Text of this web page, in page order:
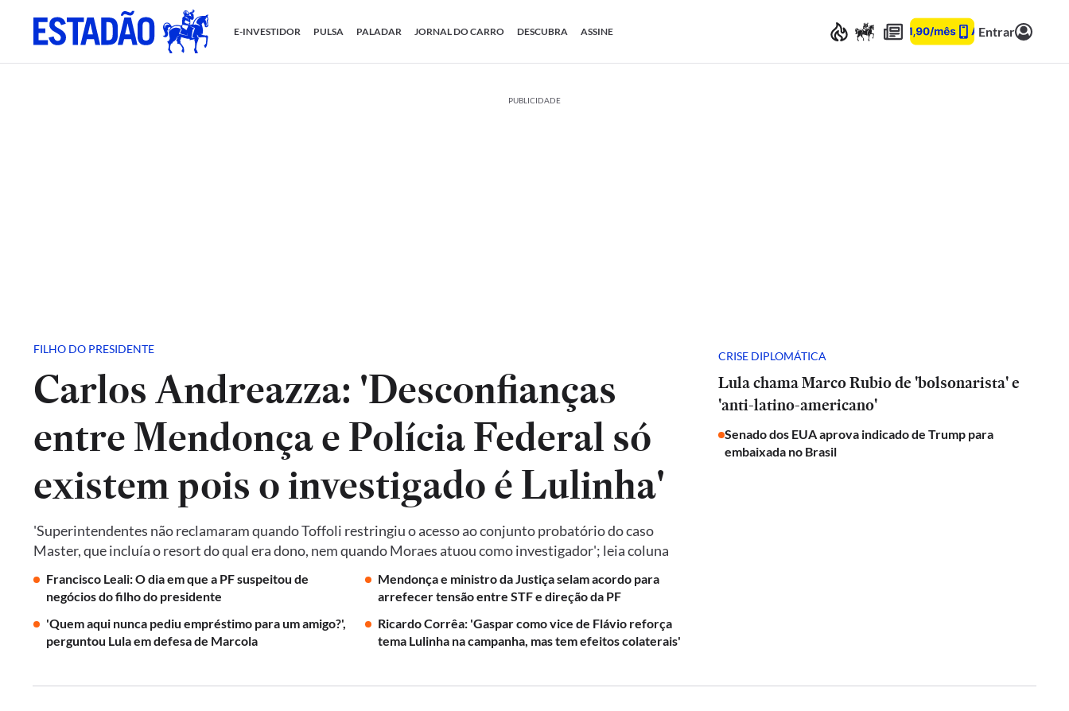
E-INVESTIDOR PULSA PALADAR JORNAL DO CARRO DESCUBRA ASSINE Entrar
PUBLICIDADE
FILHO DO PRESIDENTE
Carlos Andreazza: 'Desconfianças
entre Mendonça e Polícia Federal só
existem pois o investigado é Lulinha'
'Superintendentes não reclamaram quando Toffoli restringiu o acesso ao conjunto probatório do caso
Master, que incluía o resort do qual era dono, nem quando Moraes atuou como investigador'; leia coluna
Francisco Leali: O dia em que a PF suspeitou de
negócios do filho do presidente
Mendonça e ministro da Justiça selam acordo para
arrefecer tensão entre STF e direção da PF
'Quem aqui nunca pediu empréstimo para um amigo?',
perguntou Lula em defesa de Marcola
Ricardo Corrêa: 'Gaspar como vice de Flávio reforça
tema Lulinha na campanha, mas tem efeitos colaterais'
CRISE DIPLOMÁTICA
Lula chama Marco Rubio de 'bolsonarista' e
'anti-latino-americano'
Senado dos EUA aprova indicado de Trump para
embaixada no Brasil